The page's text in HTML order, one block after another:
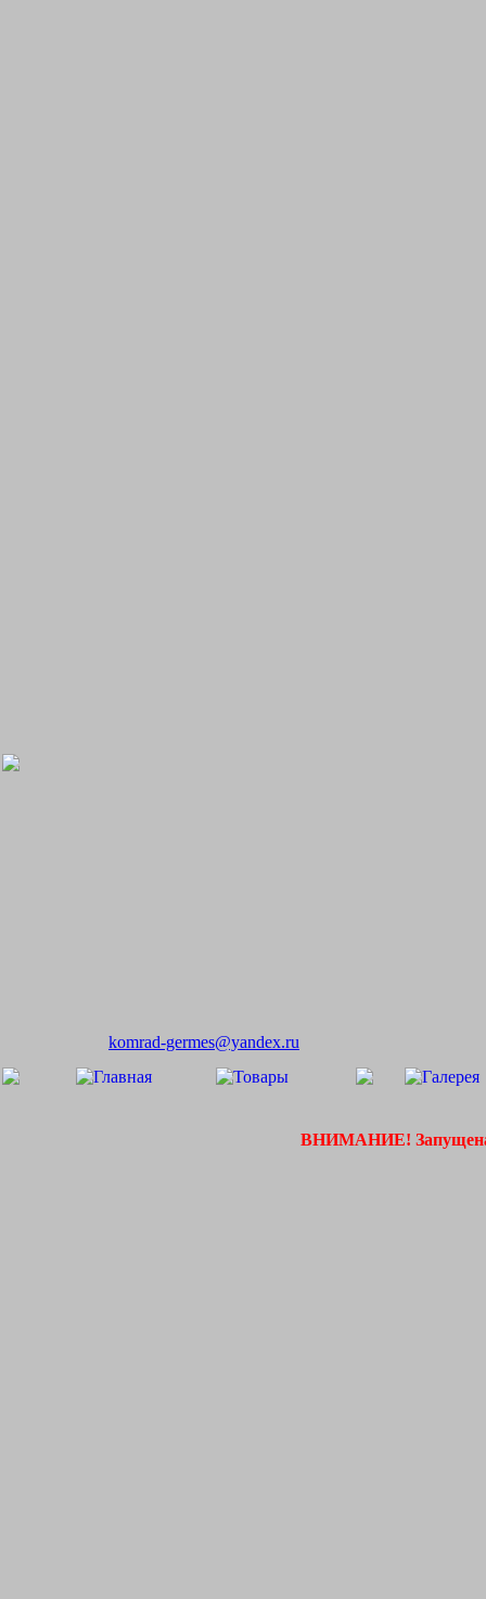
komrad-germes@yandex.ru
ВНИМАНИЕ! Запущена